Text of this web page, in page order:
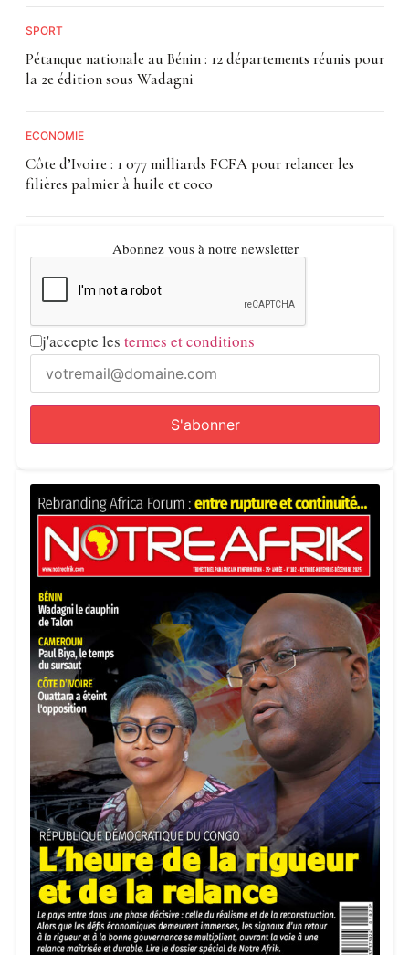
SPORT
Pétanque nationale au Bénin : 12 départements réunis pour
la 2e édition sous Wadagni
ECONOMIE
Côte d’Ivoire : 1 077 milliards FCFA pour relancer les
filières palmier à huile et coco
Abonnez vous à notre newsletter
j'accepte les termes et conditions